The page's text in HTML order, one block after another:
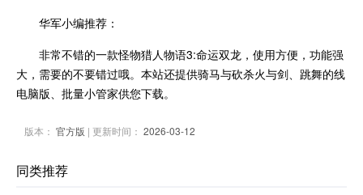
华军小编推荐：
非常不错的一款怪物猎人物语3:命运双龙，使用方便，功能强
大，需要的不要错过哦。本站还提供骑马与砍杀火与剑、跳舞的线
电脑版、批量小管家供您下载。
版本： 官方版 | 更新时间： 2026-03-12
同类推荐